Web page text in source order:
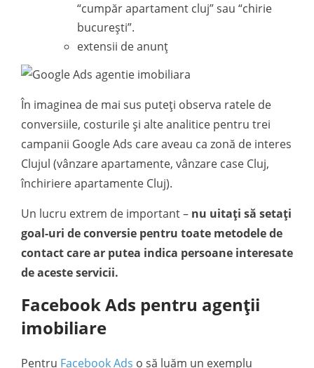
“cumpăr apartament cluj” sau “chirie
bucurești”.
extensii de anunț
În imaginea de mai sus puteți observa ratele de
conversiile, costurile și alte analitice pentru trei
campanii Google Ads care aveau ca zonă de interes
Clujul (vânzare apartamente, vânzare case Cluj,
închiriere apartamente Cluj).
Un lucru extrem de important – nu uitați să setați
goal-uri de conversie pentru toate metodele de
contact care ar putea indica persoane interesate
de aceste servicii.
Facebook Ads pentru agenții
imobiliare
Pentru Facebook Ads o să luăm un exemplu